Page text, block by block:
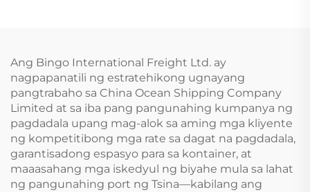
Ang Bingo International Freight Ltd. ay
nagpapanatili ng estratehikong ugnayang
pangtrabaho sa China Ocean Shipping Company
Limited at sa iba pang pangunahing kumpanya ng
pagdadala upang mag-alok sa aming mga kliyente
ng kompetitibong mga rate sa dagat na pagdadala,
garantisadong espasyo para sa kontainer, at
maaasahang mga iskedyul ng biyahe mula sa lahat
ng pangunahing port ng Tsina—kabilang ang